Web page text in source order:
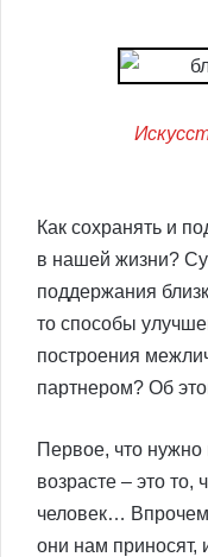
Как сохранять и
в нашей жизни?
поддержания
то способы
построения
партнером? Об
Первое, что
возрасте – это
человек…
они нам приносят,